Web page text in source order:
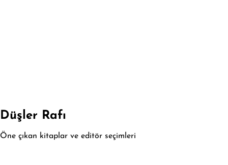
Düşler Rafı
Öne çıkan kitaplar ve editör seçimleri